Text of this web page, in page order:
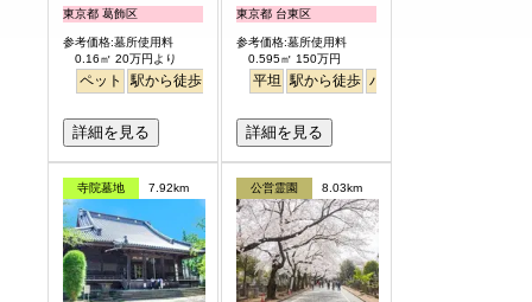
東京都 葛飾区
参考価格:墓所使用料
0.16㎡ 20万円より
ペット 駅から徒歩 バリアフリー 明るい
詳細を見る
東京都 台東区
参考価格:墓所使用料
0.595㎡ 150万円
平坦 駅から徒歩 バリアフリー
詳細を見る
寺院墓地 7.92km 公営霊園 8.03km